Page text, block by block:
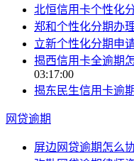
北恒信用卡个性化
郑和个性化分期办
立新个性化分期申
揭西信用卡全逾期
03:17:00
揭东民生信用卡逾
网贷逾期
屏边网贷逾期怎么